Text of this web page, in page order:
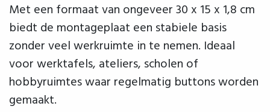
Met een formaat van ongeveer 30 x 15 x 1,8 cm
biedt de montageplaat een stabiele basis
zonder veel werkruimte in te nemen. Ideaal
voor werktafels, ateliers, scholen of
hobbyruimtes waar regelmatig buttons worden
gemaakt.